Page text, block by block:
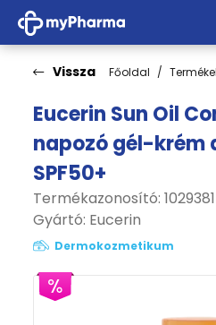
Vissza Főoldal
Eucerin Sun Oil
napozó gél-krém
SPF50+
Termékazonosító: 1029381
Gyártó: Eucerin
Dermokozmetikum